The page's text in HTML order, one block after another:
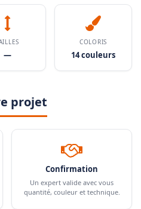
—
COLORIS
14 couleurs
projet
Confirmation
Un expert valide avec vous
quantité, couleur et technique.